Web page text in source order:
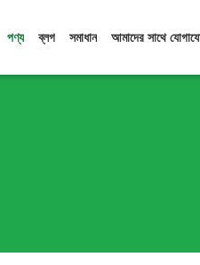
পণ্য ব্লগ সমাধান আমাদের সাথে